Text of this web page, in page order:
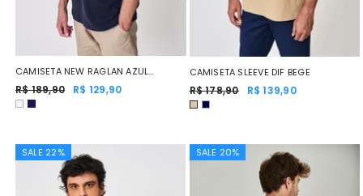
CAMISETA NEW RAGLAN AZUL
MARINHO
R$ 189,90 R$ 129,90
CAMISETA SLEEVE DIF BEGE
R$ 178,90 R$ 139,90
SALE 22% SALE 20%